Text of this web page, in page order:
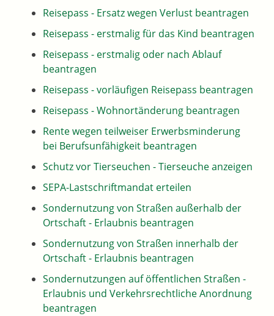
Reisepass - Ersatz wegen Verlust beantragen
Reisepass - erstmalig für das Kind beantragen
Reisepass - erstmalig oder nach Ablauf
beantragen
Reisepass - vorläufigen Reisepass beantragen
Reisepass - Wohnortänderung beantragen
Rente wegen teilweiser Erwerbsminderung
bei Berufsunfähigkeit beantragen
Schutz vor Tierseuchen - Tierseuche anzeigen
SEPA-Lastschriftmandat erteilen
Sondernutzung von Straßen außerhalb der
Ortschaft - Erlaubnis beantragen
Sondernutzung von Straßen innerhalb der
Ortschaft - Erlaubnis beantragen
Sondernutzungen auf öffentlichen Straßen -
Erlaubnis und Verkehrsrechtliche Anordnung
beantragen